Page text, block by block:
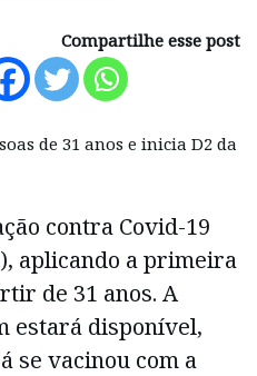
Compartilhe esse post
contra Covid-19
aplicando a primeira
de 31 anos. A
estará disponível,
se vacinou com a